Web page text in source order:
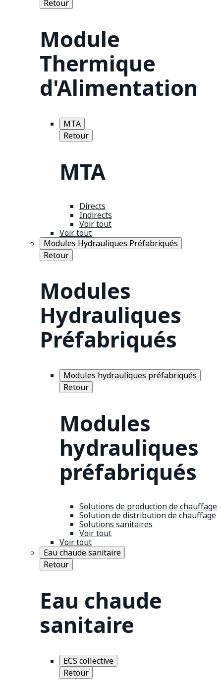
Retour
Module
Thermique
d'Alimentation
MTA
Retour
MTA
Directs
Indirects
Voir tout
Voir tout
Modules Hydrauliques Préfabriqués
Retour
Modules
Hydrauliques
Préfabriqués
Modules hydrauliques préfabriqués
Retour
Modules
hydrauliques
préfabriqués
Solutions de production de chauffage
Solution de distribution de chauffage
Solutions sanitaires
Voir tout
Voir tout
Eau chaude sanitaire
Retour
Eau chaude
sanitaire
ECS collective
Retour